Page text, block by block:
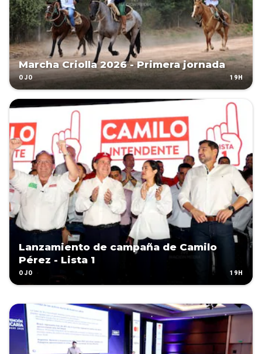
Marcha Criolla 2026 - Primera jornada
OJO 19H
Lanzamiento de campaña de Camilo
Pérez - Lista 1
OJO 19H